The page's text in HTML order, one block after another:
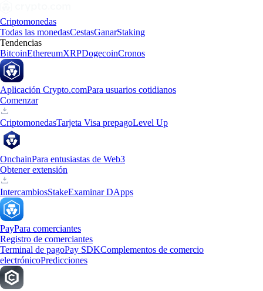
Criptomonedas
Todas las monedasCestasGanarStaking
Tendencias
BitcoinEthereumXRPDogecoinCronos
Aplicación Crypto.comPara usuarios cotidianos
Comenzar
CriptomonedasTarjeta Visa prepagoLevel Up
OnchainPara entusiastas de Web3
Obtener extensión
IntercambiosStakeExaminar DApps
PayPara comerciantes
Registro de comerciantes
Terminal de pagoPay SDKComplementos de comercio
electrónicoPredicciones